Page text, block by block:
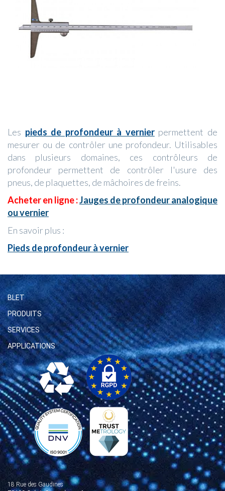
Les pieds de profondeur à vernierpermettent de
mesurer ou de contrôler une profondeur. Utilisables
dans plusieurs domaines, ces contrôleurs de
profondeur permettent de contrôler l'usure des
pneus, de plaquettes, de mâchoires de freins.
Acheter en ligne :Jauges de profondeur analogique
ou vernier
En savoir plus :
Pieds de profondeur à vernier
BLET
PRODUITS
SERVICES
APPLICATIONS
18 Rue des Gaudines